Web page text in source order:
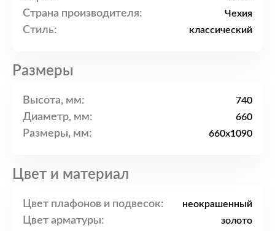
Страна производителя: Чехия
Стиль: классический
Размеры
Высота, мм: 740
Диаметр, мм: 660
Размеры, мм: 660x1090
Цвет и материал
Цвет плафонов и подвесок: неокрашенный
Цвет арматуры: золото